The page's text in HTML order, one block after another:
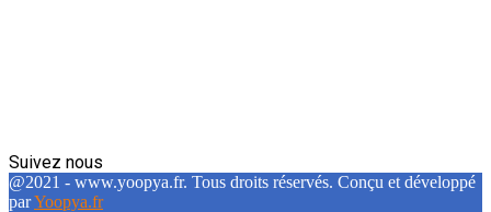
Suivez nous
Facebook
Twitter
Linkedin
@2021 - www.yoopya.fr. Tous droits réservés. Conçu et développé
parYoopya.fr